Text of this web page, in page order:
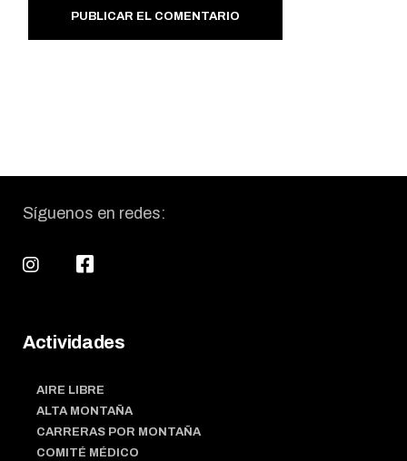
PUBLICAR EL COMENTARIO
Síguenos en redes:
Actividades
AIRE LIBRE
ALTA MONTAÑA
CARRERAS POR MONTAÑA
COMITÉ MÉDICO